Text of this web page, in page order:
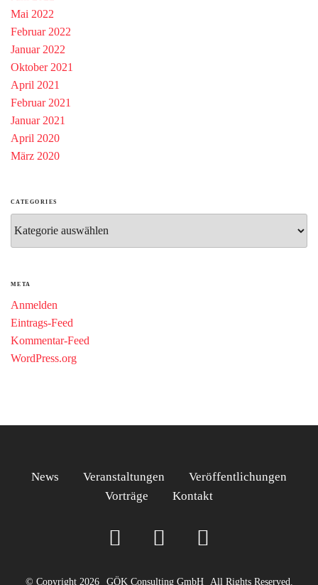
Mai 2022
Februar 2022
Januar 2022
Oktober 2021
April 2021
Februar 2021
Januar 2021
April 2020
März 2020
CATEGORIES
META
Anmelden
Eintrags-Feed
Kommentar-Feed
WordPress.org
News Veranstaltungen
Veröffentlichungen
Vorträge
Kontakt
© Copyright 2026 GÖK Consulting GmbH
All Rights Reserved.